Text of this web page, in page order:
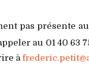
pas présente au
au 01 40 63
à